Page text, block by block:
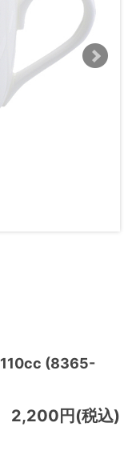
110cc (8365-
2,200円(税込)